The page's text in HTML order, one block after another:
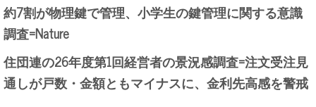
約7割が物理鍵で管理、小学生の鍵管理に関する意識
調査=Nature
住団連の26年度第1回経営者の景況感調査=注文受注見
通しが戸数・金額ともマイナスに、金利先高感を警戒